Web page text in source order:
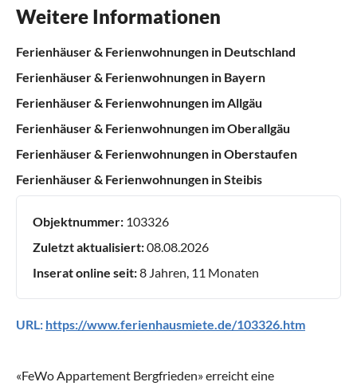
Weitere Informationen
Ferienhäuser & Ferienwohnungen in Deutschland
Ferienhäuser & Ferienwohnungen in Bayern
Ferienhäuser & Ferienwohnungen im Allgäu
Ferienhäuser & Ferienwohnungen im Oberallgäu
Ferienhäuser & Ferienwohnungen in Oberstaufen
Ferienhäuser & Ferienwohnungen in Steibis
Objektnummer: 103326
Zuletzt aktualisiert:08.08.2026
Inserat online seit:8 Jahren, 11 Monaten
URL: https://www.ferienhausmiete.de/103326.htm
«FeWo Appartement Bergfrieden» erreicht eine